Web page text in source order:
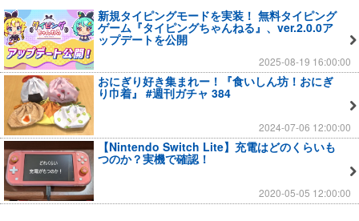
新規タイピングモードを実装！ 無料タイピング
ゲーム『タイピングちゃんねる』、ver.2.0.0ア
ップデートを公開
2025-08-19 16:00:00
おにぎり好き集まれー！『食いしん坊！おにぎ
り巾着』 #週刊ガチャ 384
2024-07-06 12:00:00
【Nintendo Switch Lite】充電はどのくらいも
つのか？実機で確認！
2020-05-05 12:00:00